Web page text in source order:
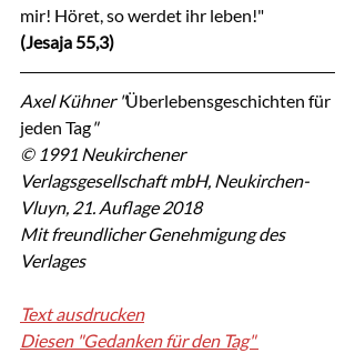
mir! Höret, so werdet ihr leben!"
(Jesaja 55,3)
Axel Kühner "Überlebensgeschichten für
jeden Tag"
© 1991 Neukirchener
Verlagsgesellschaft mbH, Neukirchen-
Vluyn, 21. Auflage 2018
Mit freundlicher Genehmigung des
Verlages
Text ausdrucken
Diesen "Gedanken für den Tag"